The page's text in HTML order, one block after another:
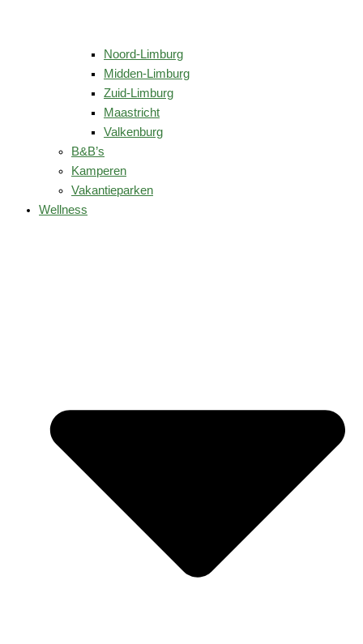
Noord-Limburg
Midden-Limburg
Zuid-Limburg
Maastricht
Valkenburg
B&B’s
Kamperen
Vakantieparken
Wellness